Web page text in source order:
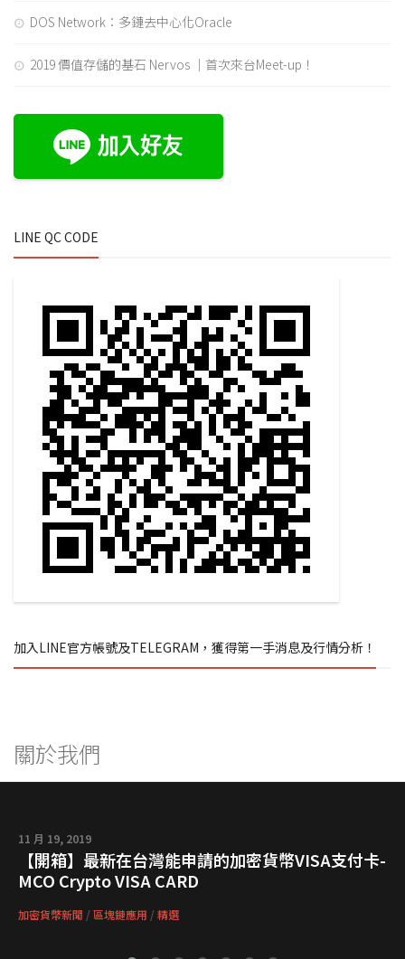
DOS Network：多鏈去中心化Oracle
2019 價值存儲的基石 Nervos ｜首次來台Meet-up！
LINE QC CODE
加入LINE官方帳號及TELEGRAM，獲得第一手消息及行情分析！
關於我們
11 月 19, 2019
【開箱】最新在台灣能申請的加密貨幣VISA支付卡-
MCO Crypto VISA CARD
加密貨幣新聞 / 區塊鏈應用 / 精選